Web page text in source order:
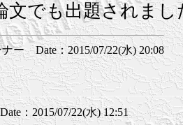
でも出題されまし
ー Date：2015/07/22(水) 20:08
：2015/07/22(水) 12:51